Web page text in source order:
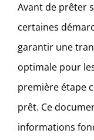
Avant de prêter
certaines
garantir une
optimale pour
première étape
prêt. Ce
informations